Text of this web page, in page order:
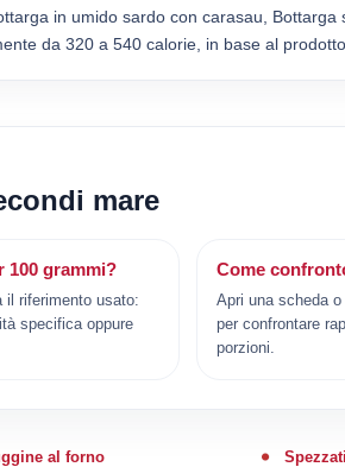
in umido sardo con carasau, Bottarga
da 320 a 540 calorie, in base al
mare
100 grammi?
il riferimento usato:
specifica oppure
Come
Apri una scheda
per confrontare
porzioni.
al forno